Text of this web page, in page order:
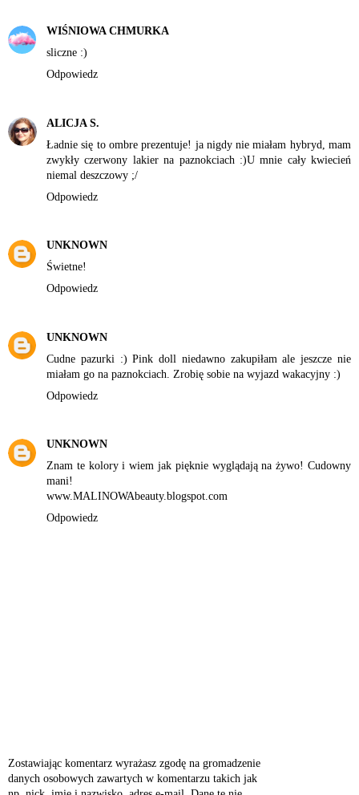
WIŚNIOWA CHMURKA
sliczne :)
Odpowiedz
ALICJA S.
Ładnie się to ombre prezentuje! ja nigdy nie miałam hybryd, mam
zwykły czerwony lakier na paznokciach :)U mnie cały kwiecień
niemal deszczowy ;/
Odpowiedz
UNKNOWN
Świetne!
Odpowiedz
UNKNOWN
Cudne pazurki :) Pink doll niedawno zakupiłam ale jeszcze nie
miałam go na paznokciach. Zrobię sobie na wyjazd wakacyjny :)
Odpowiedz
UNKNOWN
Znam te kolory i wiem jak pięknie wyglądają na żywo! Cudowny
mani!
www.MALINOWAbeauty.blogspot.com
Odpowiedz
Zostawiając komentarz wyrażasz zgodę na gromadzenie
danych osobowych zawartych w komentarzu takich jak